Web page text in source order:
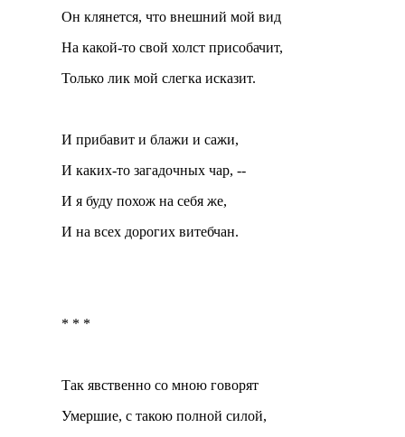
Он клянется, что внешний мой вид
На какой-то свой холст присобачит,
Только лик мой слегка исказит.
И прибавит и блажи и сажи,
И каких-то загадочных чар, --
И я буду похож на себя же,
И на всех дорогих витебчан.
* * *
Так явственно со мною говорят
Умершие, с такою полной силой,